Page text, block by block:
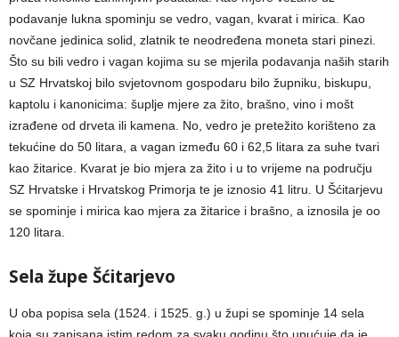
podavanje lukna spominju se vedro, vagan, kvarat i mirica. Kao
novčane jedinica solid, zlatnik te neodređena moneta stari pinezi.
Što su bili vedro i vagan kojima su se mjerila podavanja naših starih
u SZ Hrvatskoj bilo svjetovnom gospodaru bilo župniku, biskupu,
kaptolu i kanonicima: šuplje mjere za žito, brašno, vino i mošt
izrađene od drveta ili kamena. No, vedro je pretežito korišteno za
tekućine do 50 litara, a vagan između 60 i 62,5 litara za suhe tvari
kao žitarice. Kvarat je bio mjera za žito i u to vrijeme na području
SZ Hrvatske i Hrvatskog Primorja te je iznosio 41 litru. U Šćitarjevu
se spominje i mirica kao mjera za žitarice i brašno, a iznosila je oo
120 litara.
Sela župe Šćitarjevo
U oba popisa sela (1524. i 1525. g.) u župi se spominje 14 sela
koja su zapisana istim redom za svaku godinu što upućuje da je